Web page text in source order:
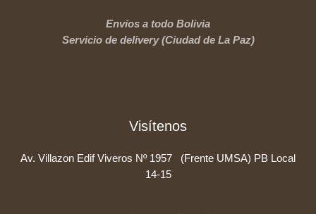
Envíos a todo Bolivia
Servicio de delivery (Ciudad de La Paz)
Visítenos
Av. Villazon Edif Viveros Nº 1957 (Frente UMSA) PB Local
14-15